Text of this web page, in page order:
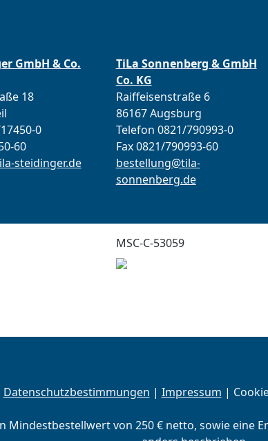
GmbH & Co.
18
0
60
steidinger.de
TiLa Sonnenberg & GmbH
Co. KG
Raiffeisenstraße 6
86167 Augsburg
Telefon 0821/790993-0
Fax 0821/790993-60
bestellung@tila-
sonnenberg.de
MSC-C-53059
Datenschutzbestimmungen | Impressum |
Mindestbestellwert von 250 € netto, sowie eine